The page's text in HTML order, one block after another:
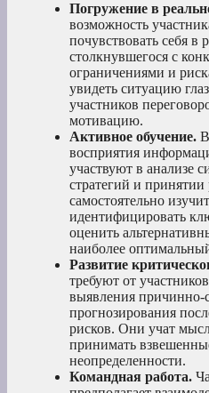
Погружение в
возможность
почувствовать себя в
столкнувшегося с
ограничениями и
увидеть ситуацию
участников
мотивацию.
Активное обучение.
восприятия
участвуют в анализе
стратегий и
самостоятельно
идентифицировать
оценить
наиболее
Развитие
требуют от
выявления причинно-
прогнозирования
рисков. Они учат
принимать
неопределенности.
Командная работа.